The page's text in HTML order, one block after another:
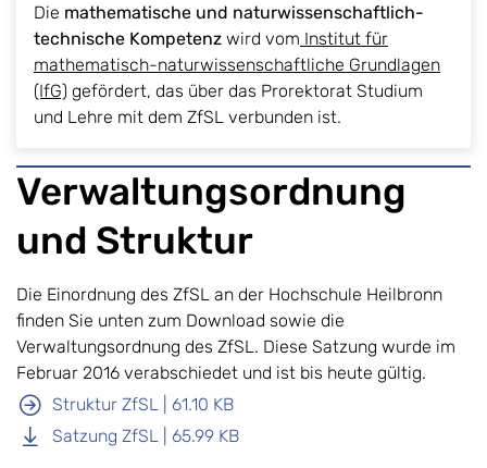
Die mathematische und naturwissenschaftlich-
technische Kompetenz wird vom Institut für
mathematisch-naturwissenschaftliche Grundlagen
(IfG) gefördert, das über das Prorektorat Studium
und Lehre mit dem ZfSL verbunden ist.
Verwaltungsordnung
und Struktur
Die Einordnung des ZfSL an der Hochschule Heilbronn
finden Sie unten zum Download sowie die
Verwaltungsordnung des ZfSL. Diese Satzung wurde im
Februar 2016 verabschiedet und ist bis heute gültig.
Struktur ZfSL | 61.10 KB
Satzung ZfSL | 65.99 KB